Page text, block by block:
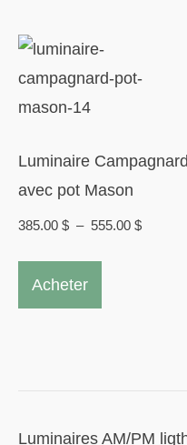
être
Luminaire Campagnard
avec pot Mason
385.00 $ – 555.00 $Plage
Acheter
Ce
options
Luminaires AM/PM